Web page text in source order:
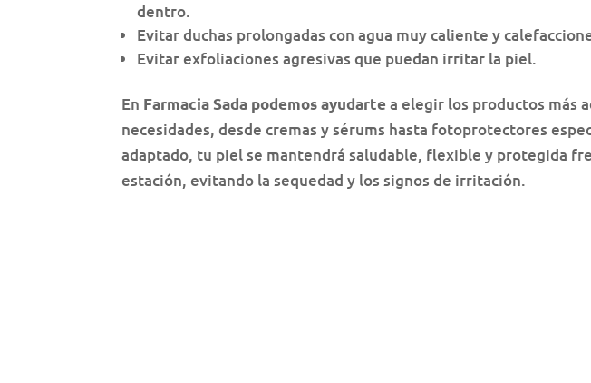
dentro.
Evitar duchas prolongadas con agua muy caliente y
Evitar exfoliaciones agresivas que puedan irritar la piel.
En Farmacia Sada podemos ayudarte a elegir los productos más
necesidades, desde cremas y sérums hasta fotoprotectores
adaptado, tu piel se mantendrá saludable, flexible y protegida
estación, evitando la sequedad y los signos de irritación.